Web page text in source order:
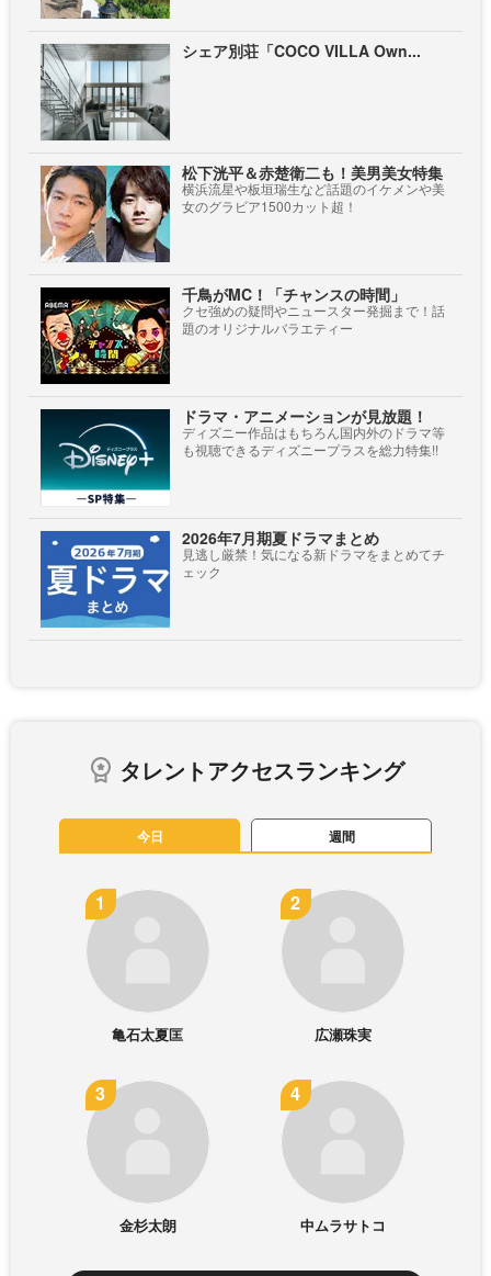
シェア別荘「COCO VILLA Own...
松下洸平＆赤楚衛二も！美男美女特集
横浜流星や板垣瑞生など話題のイケメンや美
女のグラビア1500カット超！
千鳥がMC！「チャンスの時間」
クセ強めの疑問やニュースター発掘まで！話
題のオリジナルバラエティー
ドラマ・アニメーションが見放題！
ディズニー作品はもちろん国内外のドラマ等
も視聴できるディズニープラスを総力特集!!
2026年7月期夏ドラマまとめ
見逃し厳禁！気になる新ドラマをまとめてチ
ェック
タレントアクセスランキング
今日 週間
亀石太夏匡 広瀬珠実
金杉太朗 中ムラサトコ